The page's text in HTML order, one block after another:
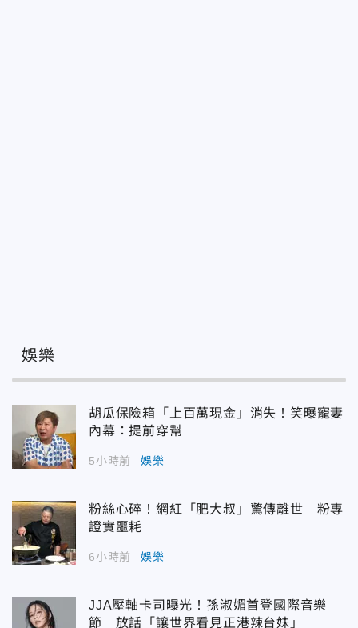
娛樂
胡瓜保險箱「上百萬現金」消失！笑曝寵妻
內幕：提前穿幫
5小時前 娛樂
粉絲心碎！網紅「肥大叔」驚傳離世 粉專
證實噩耗
6小時前 娛樂
JJA壓軸卡司曝光！孫淑媚首登國際音樂
節 放話「讓世界看見正港辣台妹」